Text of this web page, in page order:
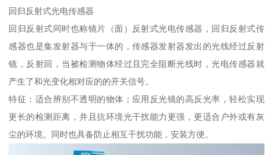
回归反射式光电传感器
回归反射式同时也称镜片（面）反射式光电传感器，回归反射式传
感器也是集发射器与于一体的，传感器发射器发出的光线经过反射
镜，反射回，当被检测物体经过且完全阻断光线时，光电传感器就
产生了和光变化相对应的的开关信号。
特征：适合辨别不透明的物体；应用反光镜的高反光率，轻松实现
更长的检测距离，并且抗环境光干扰能力更强，更适合户外或有灰
尘的环境。同时也具备防止相互干扰功能，安装方便。